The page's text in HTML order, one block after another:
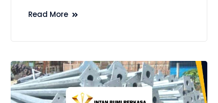
Read More